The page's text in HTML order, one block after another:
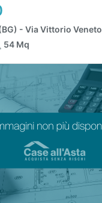
- Via Vittorio Veneto
54 Mq